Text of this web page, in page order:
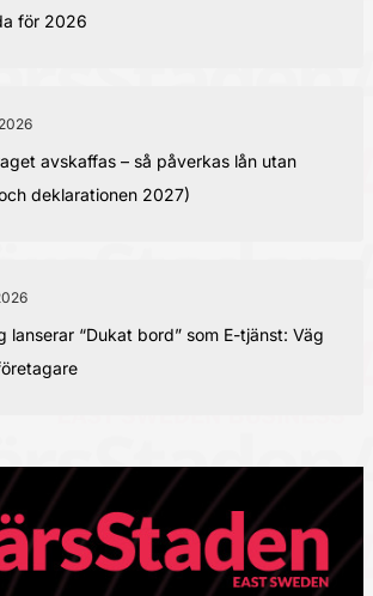
för 2026
avskaffas – så påverkas lån utan
deklarationen 2027)
lanserar “Dukat bord” som E-tjänst: Väg